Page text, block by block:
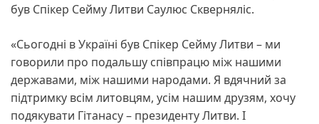
був Спікер Сейму Литви Саулюс Скверняліс.
«Сьогодні в Україні був Спікер Сейму Литви – ми
говорили про подальшу співпрацю між нашими
державами, між нашими народами. Я вдячний за
підтримку всім литовцям, усім нашим друзям, хочу
подякувати Гітанасу – президенту Литви. І